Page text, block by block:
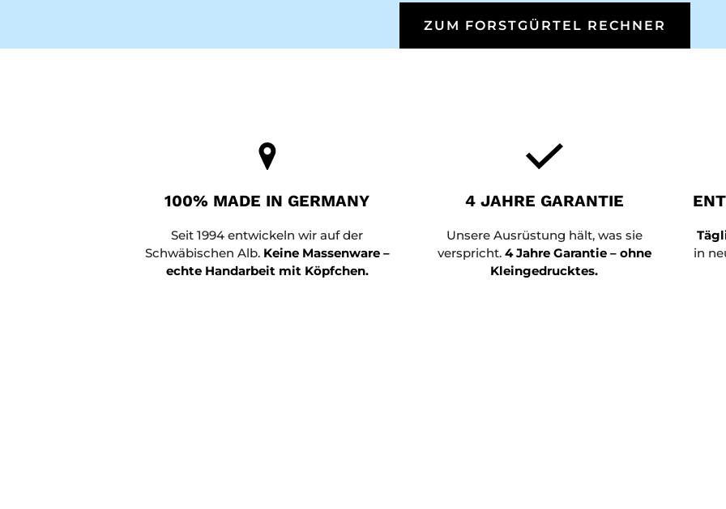
ZUM FORSTGÜRTEL RECHNER
100% MADE IN GERMANY
Seit 1994 entwickeln wir auf der
Schwäbischen Alb. Keine Massenware –
echte Handarbeit mit Köpfchen.
4 JAHRE GARANTIE
Unsere Ausrüstung hält, was sie
verspricht. 4 Jahre Garantie – ohne
Kleingedrucktes.
in